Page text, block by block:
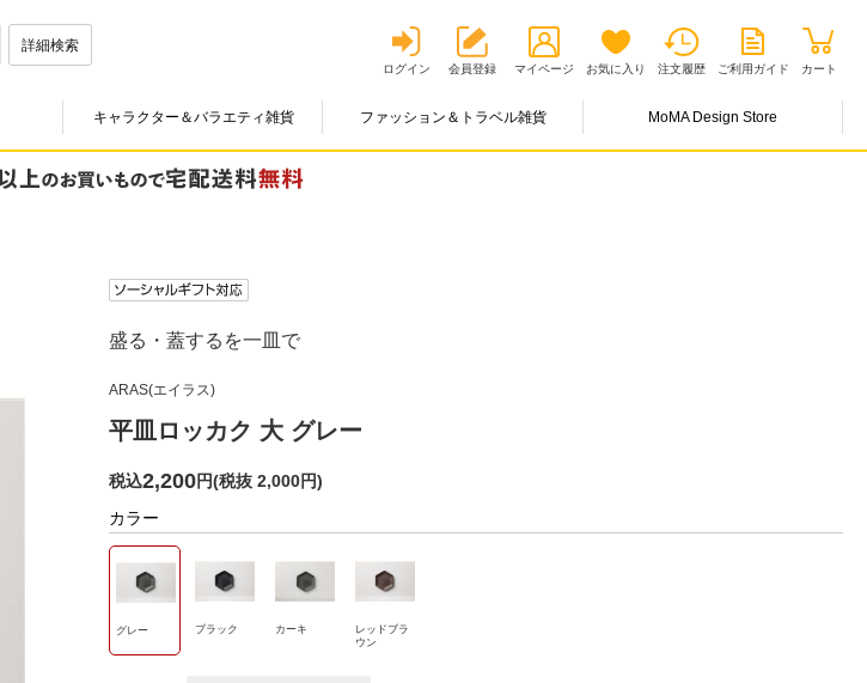
詳細検索
ログイン 会員登録 マイページ お気に入り 注文履歴 ご利用ガイド カート
キャラクター＆バラエティ雑貨 ファッション＆トラベル雑貨 MoMA Design Store
盛る・蓋するを一皿で
ARAS(エイラス)
平皿ロッカク 大 グレー
税込2,200円(税抜 2,000円)
カラー
グレー ブラック カーキ
レッドブラ
ウン